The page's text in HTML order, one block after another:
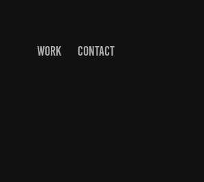
WORK CONTACT